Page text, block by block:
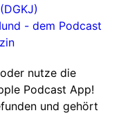
- dem Podcast
oder nutze die
Podcast App!
und gehört